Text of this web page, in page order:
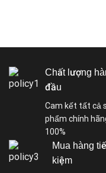
Chất lượng
đầu
Cam kết tất cả
phẩm chính
100%
Mua hàng
kiệm